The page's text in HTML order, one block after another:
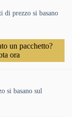
di prezzo si basano
un pacchetto?
ora
si basano sul